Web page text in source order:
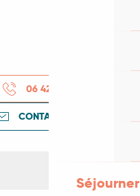
Séjourner
06 42 17 08
CONTACTEZ-NOUS